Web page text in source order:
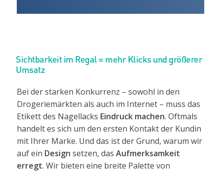
Sichtbarkeit im Regal = mehr Klicks und größerer
Umsatz
Bei der starken Konkurrenz – sowohl in den
Drogeriemärkten als auch im Internet – muss das
Etikett des Nagellacks Eindruck machen. Oftmals
handelt es sich um den ersten Kontakt der Kundin
mit Ihrer Marke. Und das ist der Grund, warum wir
auf ein Design setzen, das Aufmerksamkeit
erregt. Wir bieten eine breite Palette von